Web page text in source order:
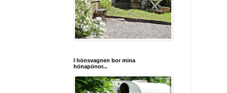
I hönsvagnen bor mina
hönapönor...